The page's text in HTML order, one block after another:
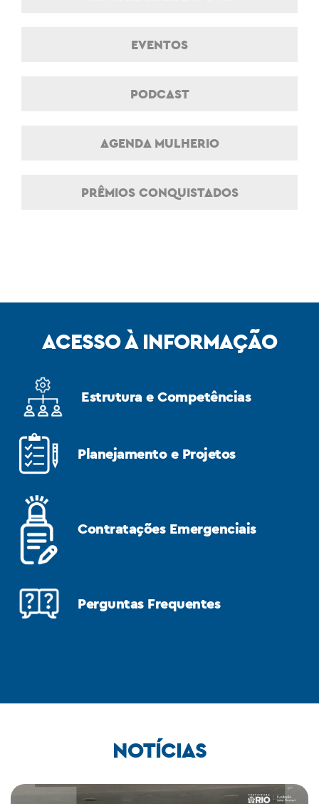
EVENTOS
PODCAST
AGENDA MULHERIO
PRÊMIOS CONQUISTADOS
ACESSO À INFORMAÇÃO
Estrutura e Competências
Planejamento e Projetos
Contratações Emergenciais
Perguntas Frequentes
NOTÍCIAS